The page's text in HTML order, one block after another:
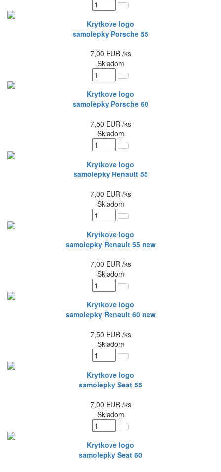
Krytkove logo
samolepky Porsche 55
7,00 EUR /ks
Skladom
Krytkove logo
samolepky Porsche 60
7,50 EUR /ks
Skladom
Krytkove logo
samolepky Renault 55
7,00 EUR /ks
Skladom
Krytkove logo
samolepky Renault 55 new
7,00 EUR /ks
Skladom
Krytkove logo
samolepky Renault 60 new
7,50 EUR /ks
Skladom
Krytkove logo
samolepky Seat 55
7,00 EUR /ks
Skladom
Krytkove logo
samolepky Seat 60